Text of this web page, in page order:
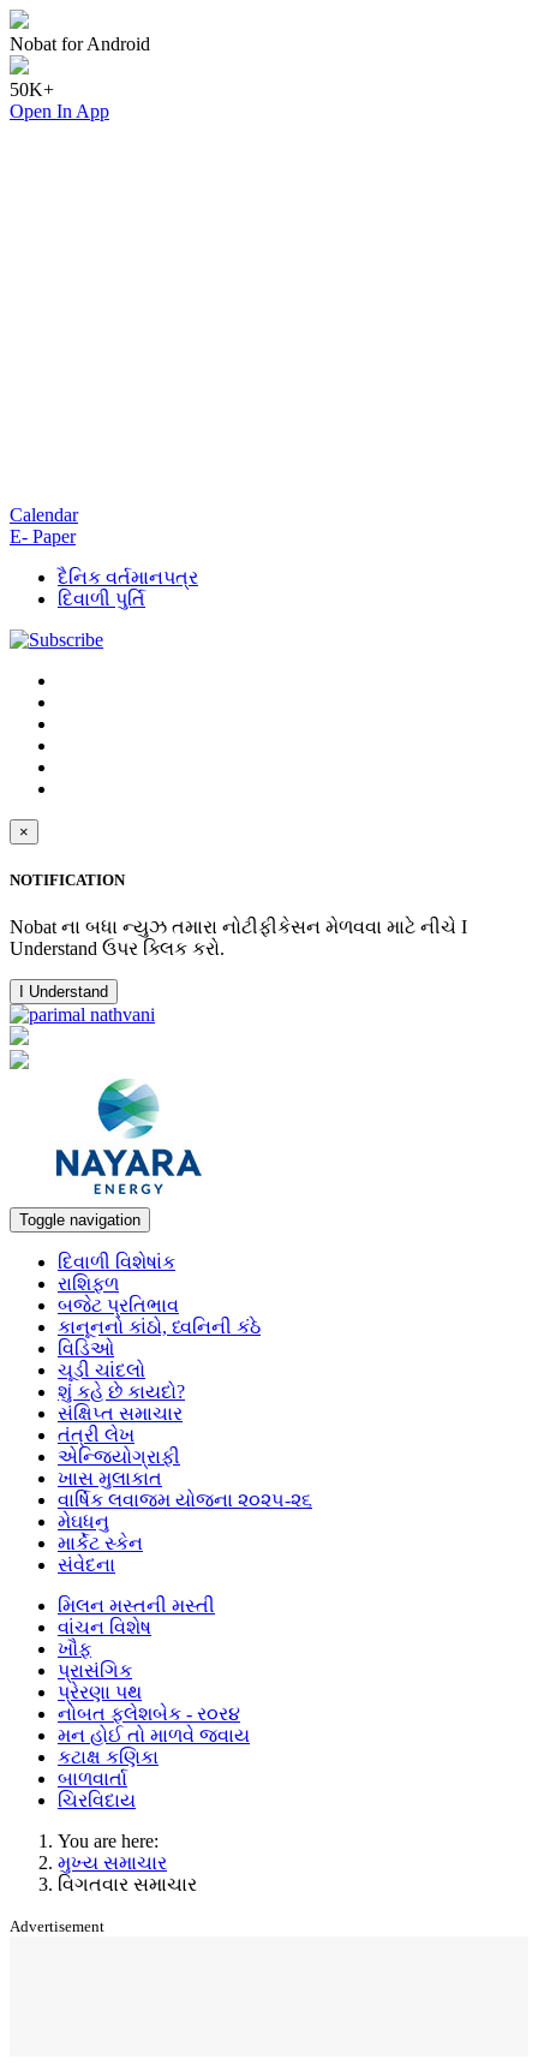
Nobat for Android
50K+
Open In App
Calendar
E- Paper
દૈનિક વર્તમાનપત્ર
દિવાળી પુર્તિ
×
NOTIFICATION
Nobat ના બધા ન્યુઝ તમારા નોટીફીકેસન મેળવવા માટે નીચે I
Understand ઉપર ક્લિક કરો.
I Understand
Toggle navigation
દિવાળી વિશેષાંક
રાશિફળ
બજેટ પ્રતિભાવ
કાનૂનનો કાંઠો, ધ્વનિની કંઠે
વિડિઓ
ચૂડી ચાંદલો
શું કહે છે કાયદો?
સંક્ષિપ્ત સમાચાર
તંત્રી લેખ
એન્જિયોગ્રાફી
ખાસ મુલાકાત
વાર્ષિક લવાજમ યોજના ૨૦૨૫-૨૬
મેઘધનુ
માર્કેટ સ્કેન
સંવેદના
મિલન મસ્તની મસ્તી
વાંચન વિશેષ
ખૌફ
પ્રાસંગિક
પ્રેરણા પથ
નોબત ફ્લેશબેક - ર૦ર૪
મન હોઈ તો માળવે જવાય
કટાક્ષ કણિકા
બાળવાર્તા
ચિરવિદાય
You are here:
મુખ્ય સમાચાર
વિગતવાર સમાચાર
Advertisement